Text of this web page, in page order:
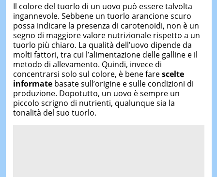
Il colore del tuorlo di un uovo può essere talvolta
ingannevole. Sebbene un tuorlo arancione scuro
possa indicare la presenza di carotenoidi, non è un
segno di maggiore valore nutrizionale rispetto a un
tuorlo più chiaro. La qualità dell’uovo dipende da
molti fattori, tra cui l’alimentazione delle galline e il
metodo di allevamento. Quindi, invece di
concentrarsi solo sul colore, è bene farescelte
informatebasate sull’origine e sulle condizioni di
produzione. Dopotutto, un uovo è sempre un
piccolo scrigno di nutrienti, qualunque sia la
tonalità del suo tuorlo.